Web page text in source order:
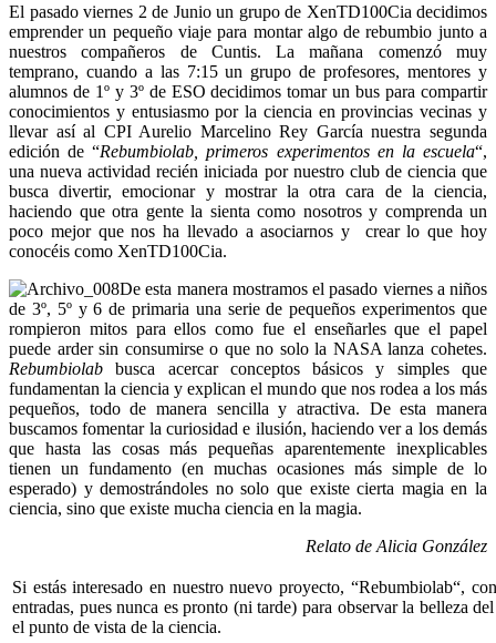
El pasado viernes 2 de Junio un grupo de XenTD100Cia decidimos
emprender un pequeño viaje para montar algo de rebumbio junto a
nuestros compañeros de Cuntis. La mañana comenzó muy
temprano, cuando a las 7:15 un grupo de profesores, mentores y
alumnos de 1º y 3º de ESO decidimos tomar un bus para compartir
conocimientos y entusiasmo por la ciencia en provincias vecinas y
llevar así al CPI Aurelio Marcelino Rey García nuestra segunda
edición de “Rebumbiolab, primeros experimentos en la escuela“,
una nueva actividad recién iniciada por nuestro club de ciencia que
busca divertir, emocionar y mostrar la otra cara de la ciencia,
haciendo que otra gente la sienta como nosotros y comprenda un
poco mejor que nos ha llevado a asociarnos y crear lo que hoy
conocéis como XenTD100Cia.
De esta manera mostramos el pasado viernes a niños
de 3º, 5º y 6 de primaria una serie de pequeños experimentos que
rompieron mitos para ellos como fue el enseñarles que el papel
puede arder sin consumirse o que no solo la NASA lanza cohetes.
Rebumbiolab busca acercar conceptos básicos y simples que
fundamentan la ciencia y explican el mundo que nos rodea a los más
pequeños, todo de manera sencilla y atractiva. De esta manera
buscamos fomentar la curiosidad e ilusión, haciendo ver a los demás
que hasta las cosas más pequeñas aparentemente inexplicables
tienen un fundamento (en muchas ocasiones más simple de lo
esperado) y demostrándoles no solo que existe cierta magia en la
ciencia, sino que existe mucha ciencia en la magia.
Relato de Alicia González
Si estás interesado en nuestro nuevo proyecto, “Rebumbiolab“,
entradas, pues nunca es pronto (ni tarde) para observar la belleza
el punto de vista de la ciencia.